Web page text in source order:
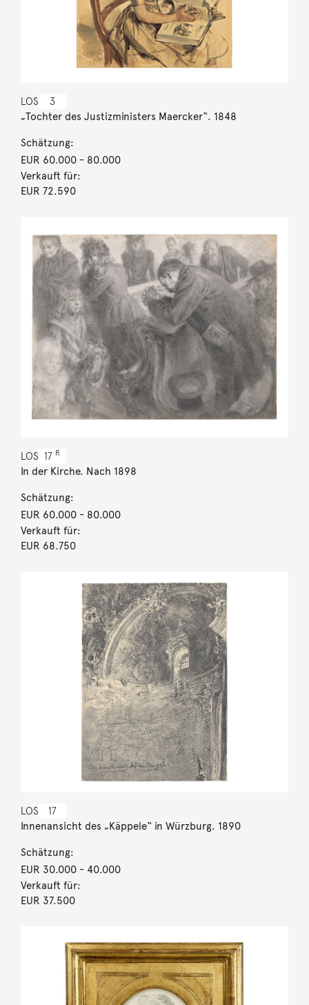
LOS 3
„Tochter des Justizministers Maercker“. 1848
Schätzung:
EUR 60.000- 80.000
Verkauft für:
EUR 72.590
LOS 17 R
In der Kirche. Nach 1898
Schätzung:
EUR 60.000- 80.000
Verkauft für:
EUR 68.750
LOS 17
Innenansicht des „Käppele“ in Würzburg. 1890
Schätzung:
EUR 30.000- 40.000
Verkauft für:
EUR 37.500